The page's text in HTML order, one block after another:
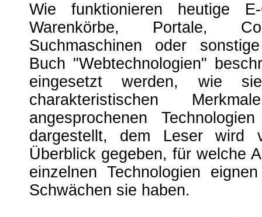
Wie funktionieren heutige E-
Warenkörbe, Portale,
Suchmaschinen oder
Buch "Webtechnologien"
eingesetzt werden, wie
charakteristischen
angesprochenen
dargestellt, dem Leser wird
Überblick gegeben, für welche
einzelnen Technologien
Schwächen sie haben.